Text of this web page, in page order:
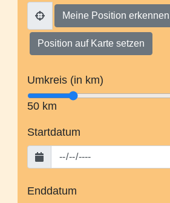
Meine Position erkennen
Position auf Karte setzen
Umkreis (in km)
50 km
Startdatum
Enddatum